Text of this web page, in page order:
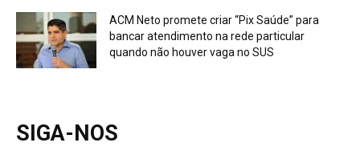
ACM Neto promete criar “Pix Saúde” para
bancar atendimento na rede particular
quando não houver vaga no SUS
SIGA-NOS